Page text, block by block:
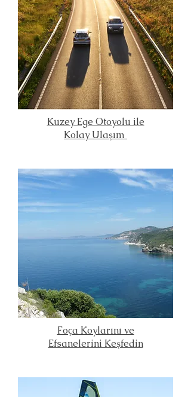
Kuzey Ege Otoyolu ile
Kolay Ulaşım
Foça Koylarını ve
Efsanelerini Keşfedin